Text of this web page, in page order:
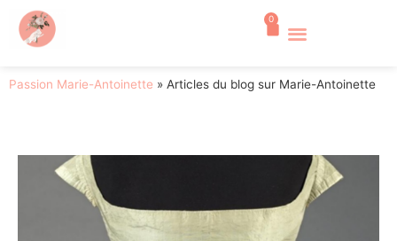
0
Passion Marie-Antoinette » Articles du blog sur Marie-Antoinette